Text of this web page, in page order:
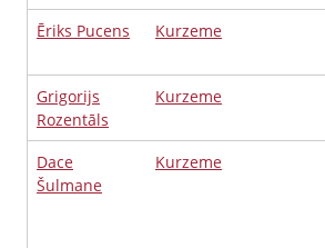
Ēriks Pucens
Kurzeme
Grigorijs
Rozentāls
Kurzeme
Dace
Šulmane
Kurzeme